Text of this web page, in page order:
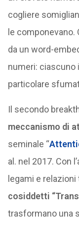
cogliere
le componevano.
da un word-
numeri: ciascuno
particolare
Il secondo
meccanismo di
seminale “
al. nel 2017. Con
legami e relazioni
cosiddetti
trasformano una